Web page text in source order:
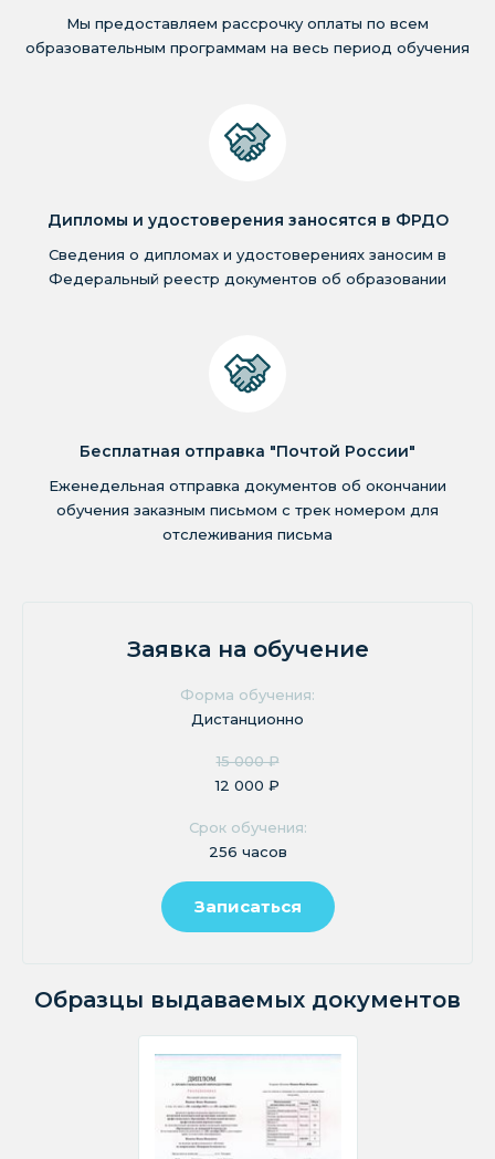
Заявка на обучение
Форма обучения:
Дистанционно
15 000 ₽
12 000 ₽
Срок обучения:
256 часов
Записаться
Образцы выдаваемых документов
Мы предоставляем рассрочку оплаты по всем
образовательным программам на весь период обучения
Дипломы и удостоверения заносятся в ФРДО
Сведения о дипломах и удостоверениях заносим в
Федеральный реестр документов об образовании
Бесплатная отправка "Почтой России"
Еженедельная отправка документов об окончании
обучения заказным письмом с трек номером для
отслеживания письма